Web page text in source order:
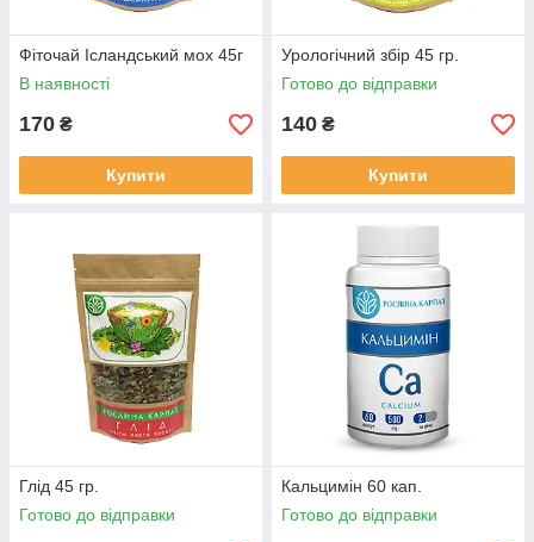
Фіточай Ісландський мох 45г
В наявності
170 ₴
Купити
Урологічний збір 45 гр.
Готово до відправки
140 ₴
Купити
Глід 45 гр.
Готово до відправки
Кальцимін 60 кап.
Готово до відправки